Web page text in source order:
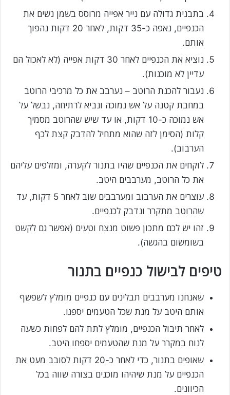
בתבנית גדולה עם נייר אפייה מרוסס בשמן נשים את
הכנפיים, נאפה כ-35 דקות, לאחר 20 דקות נהפוך
אותם.
נוציא את הכנפיים לאחר 30 דקות אפייה (לא לאכול הם
עדיין לא מוכנות).
נעבור להכנת הרוטב – נערבב את כל מרכיבי הרוטב
במחבת קטנה על אש נמוכה ונביא לרתיחה, נבשל על
אש נמוכה כ-10 דקות, או עד שיש שהרוטב מסמיך
קלות (הסימן לזה שהוא מתחיל להדבק קצת לכף
הערבוב).
לוקחים את הכנפיים שהיו בתנור לקערה, ומזלפים עליהם
את כל הרוטב, מערבבים היטב.
עוצרים את הערבוב ומערבבים שוב לאחר 5 דקות, עד
שהרוטב מתקרר ונדבק לכנפיים.
זהו יש לכם מתכון פשוט מנצח וטעים (אפשר גם לקשט
בשומשום בהגשה).
טיפים לבישול כנפיים בתנור
שאנחנו מערבבים תבלינים עם כנפיים מומלץ לשפשף
אותם היטב על מנת שכל הטעמים יספגו.
לאחר תיבול הכנפיים, מומלץ לתת להם לפחות כשעה
לנוח במקרר על מנת שהטעמים יספחו היטב.
שאופים בתנור, כדי לאחר כ-20 דקות לסובב מעט את
הכנפיים על מנת שיהיהו מוכנים בצורה שווה בכל
הכיוונים.